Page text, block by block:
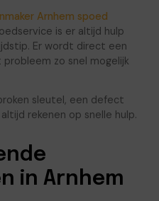
Arnhem spoed
is er altijd hulp
Er wordt direct een
zo snel mogelijk
sleutel, een defect
rekenen op snelle hulp.
in Arnhem